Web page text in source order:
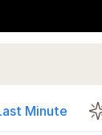
Minute